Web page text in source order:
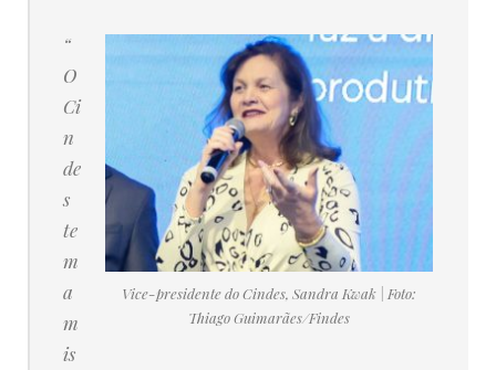
Vice-presidente do Cindes, Sandra Kwak | Foto:
Thiago Guimarães/Findes
“
O
Ci
n
de
s
te
m
a
m
is